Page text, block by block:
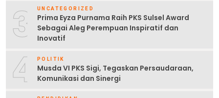
3 UNCATEGORIZED
Prima Eyza Purnama Raih PKS Sulsel Award
Sebagai Aleg Perempuan Inspiratif dan
Inovatif
4 POLITIK
Musda VI PKS Sigi, Tegaskan Persaudaraan,
Komunikasi dan Sinergi